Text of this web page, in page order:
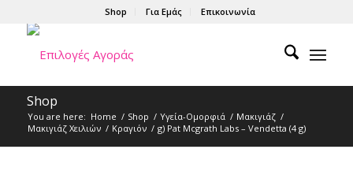
Shop Για Εμάς Επικοινωνία
Shop
You are here: Home / Shop / Υγεία-Ομορφιά / Μακιγιάζ /
Μακιγιάζ Χειλιών / Κραγιόν / g) Pat Mcgrath Labs – Vendetta (4 g)